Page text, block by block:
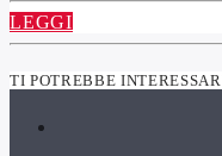
LEGGI
TI POTREBBE